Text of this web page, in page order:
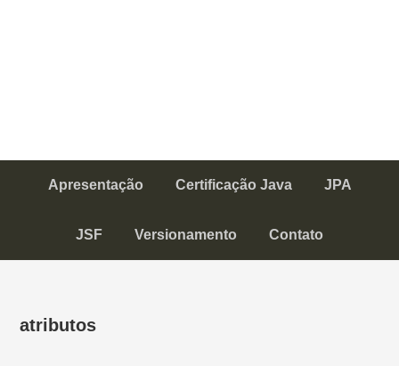
Apresentação Certificação Java JPA
JSF Versionamento Contato
atributos